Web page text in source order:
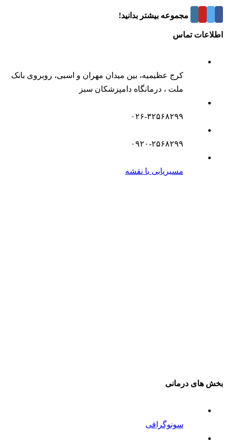
درباره این مجموعه بیشتر بدانید!
اطلاعات تماس
کرج عظیمیه، بین میدان مهران و اسبی، روبروی بانک
ملت ، درمانگاه دامپزشکان سبز
۰۲۶-۳۲۵۶۸۲۹۹
۰۹۲۰-۲۵۶۸۲۹۹
مسیریابی با نقشه
بخش های درمانی
سونوگرافی